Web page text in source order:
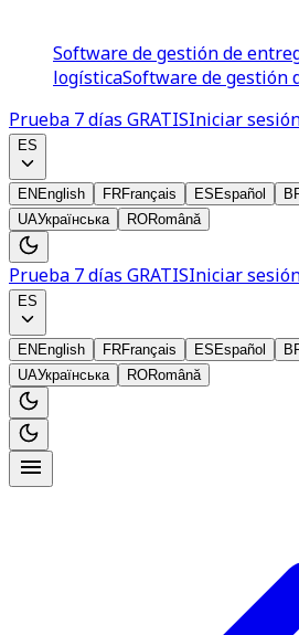
Software de gestión de
logísticaSoftware de gestión
Prueba 7 días GRATISIniciar
ES
EN English FRFrançais ES Español
UAУкраїнська RORomână
Prueba 7 días GRATISIniciar
ES
EN English FRFrançais ES Español
UAУкраїнська RORomână